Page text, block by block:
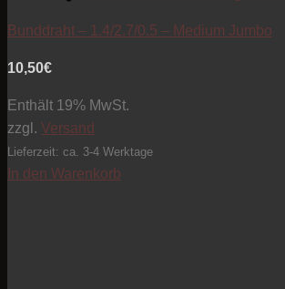
Bunddraht – 1.4/2.7/0.5 – Medium Jumbo
10,50€
Enthält 19% MwSt.
zzgl. Versand
Lieferzeit: ca. 3-4 Werktage
In den Warenkorb